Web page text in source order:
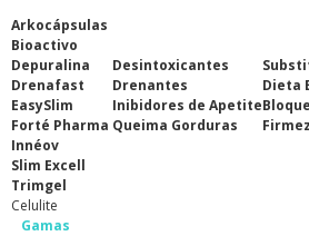
Arkocápsulas
Bioactivo
Depuralina
Drenafast
EasySlim
Forté Pharma
Innéov
Slim Excell
Trimgel
Desintoxicantes
Drenantes
Inibidores de Apetite
Queima Gorduras
Dieta
Celulite
Gamas